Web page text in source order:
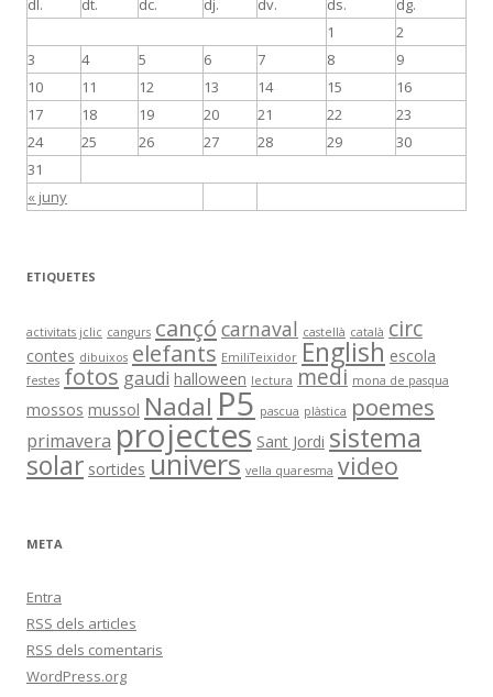
dl.
dt. dc. dj. dv. ds. dg.
« juny
1
2
3
4 5 6 7 8
9
10
11 12 13 14 15
16
17
18 19 20 21 22
23
24
25 26 27 28 29
30
31
ETIQUETES
activitats jclic cangurs cançó carnaval castellà català circ
contes dibuixos elefants EmiliTeixidor English escola
festes fotos gaudi halloween lectura medi mona de pasqua
mossos mussol Nadal P5 pascua plàstica poemes
primavera projectes Sant Jordi sistema
solar sortides univers vella quaresma video
META
Entra
RSS dels articles
RSS dels comentaris
WordPress.org